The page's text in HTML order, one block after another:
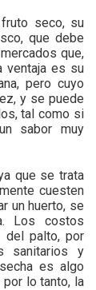
seco, su
que debe
que,
ventaja es su
pero cuyo
y se puede
tal como si
sabor muy
que se trata
cuesten
un huerto, se
Los costos
del palto, por
sanitarios y
es algo
lo tanto, la